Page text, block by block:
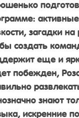
загадки
создать
еще и
побежден,
знают
искренние